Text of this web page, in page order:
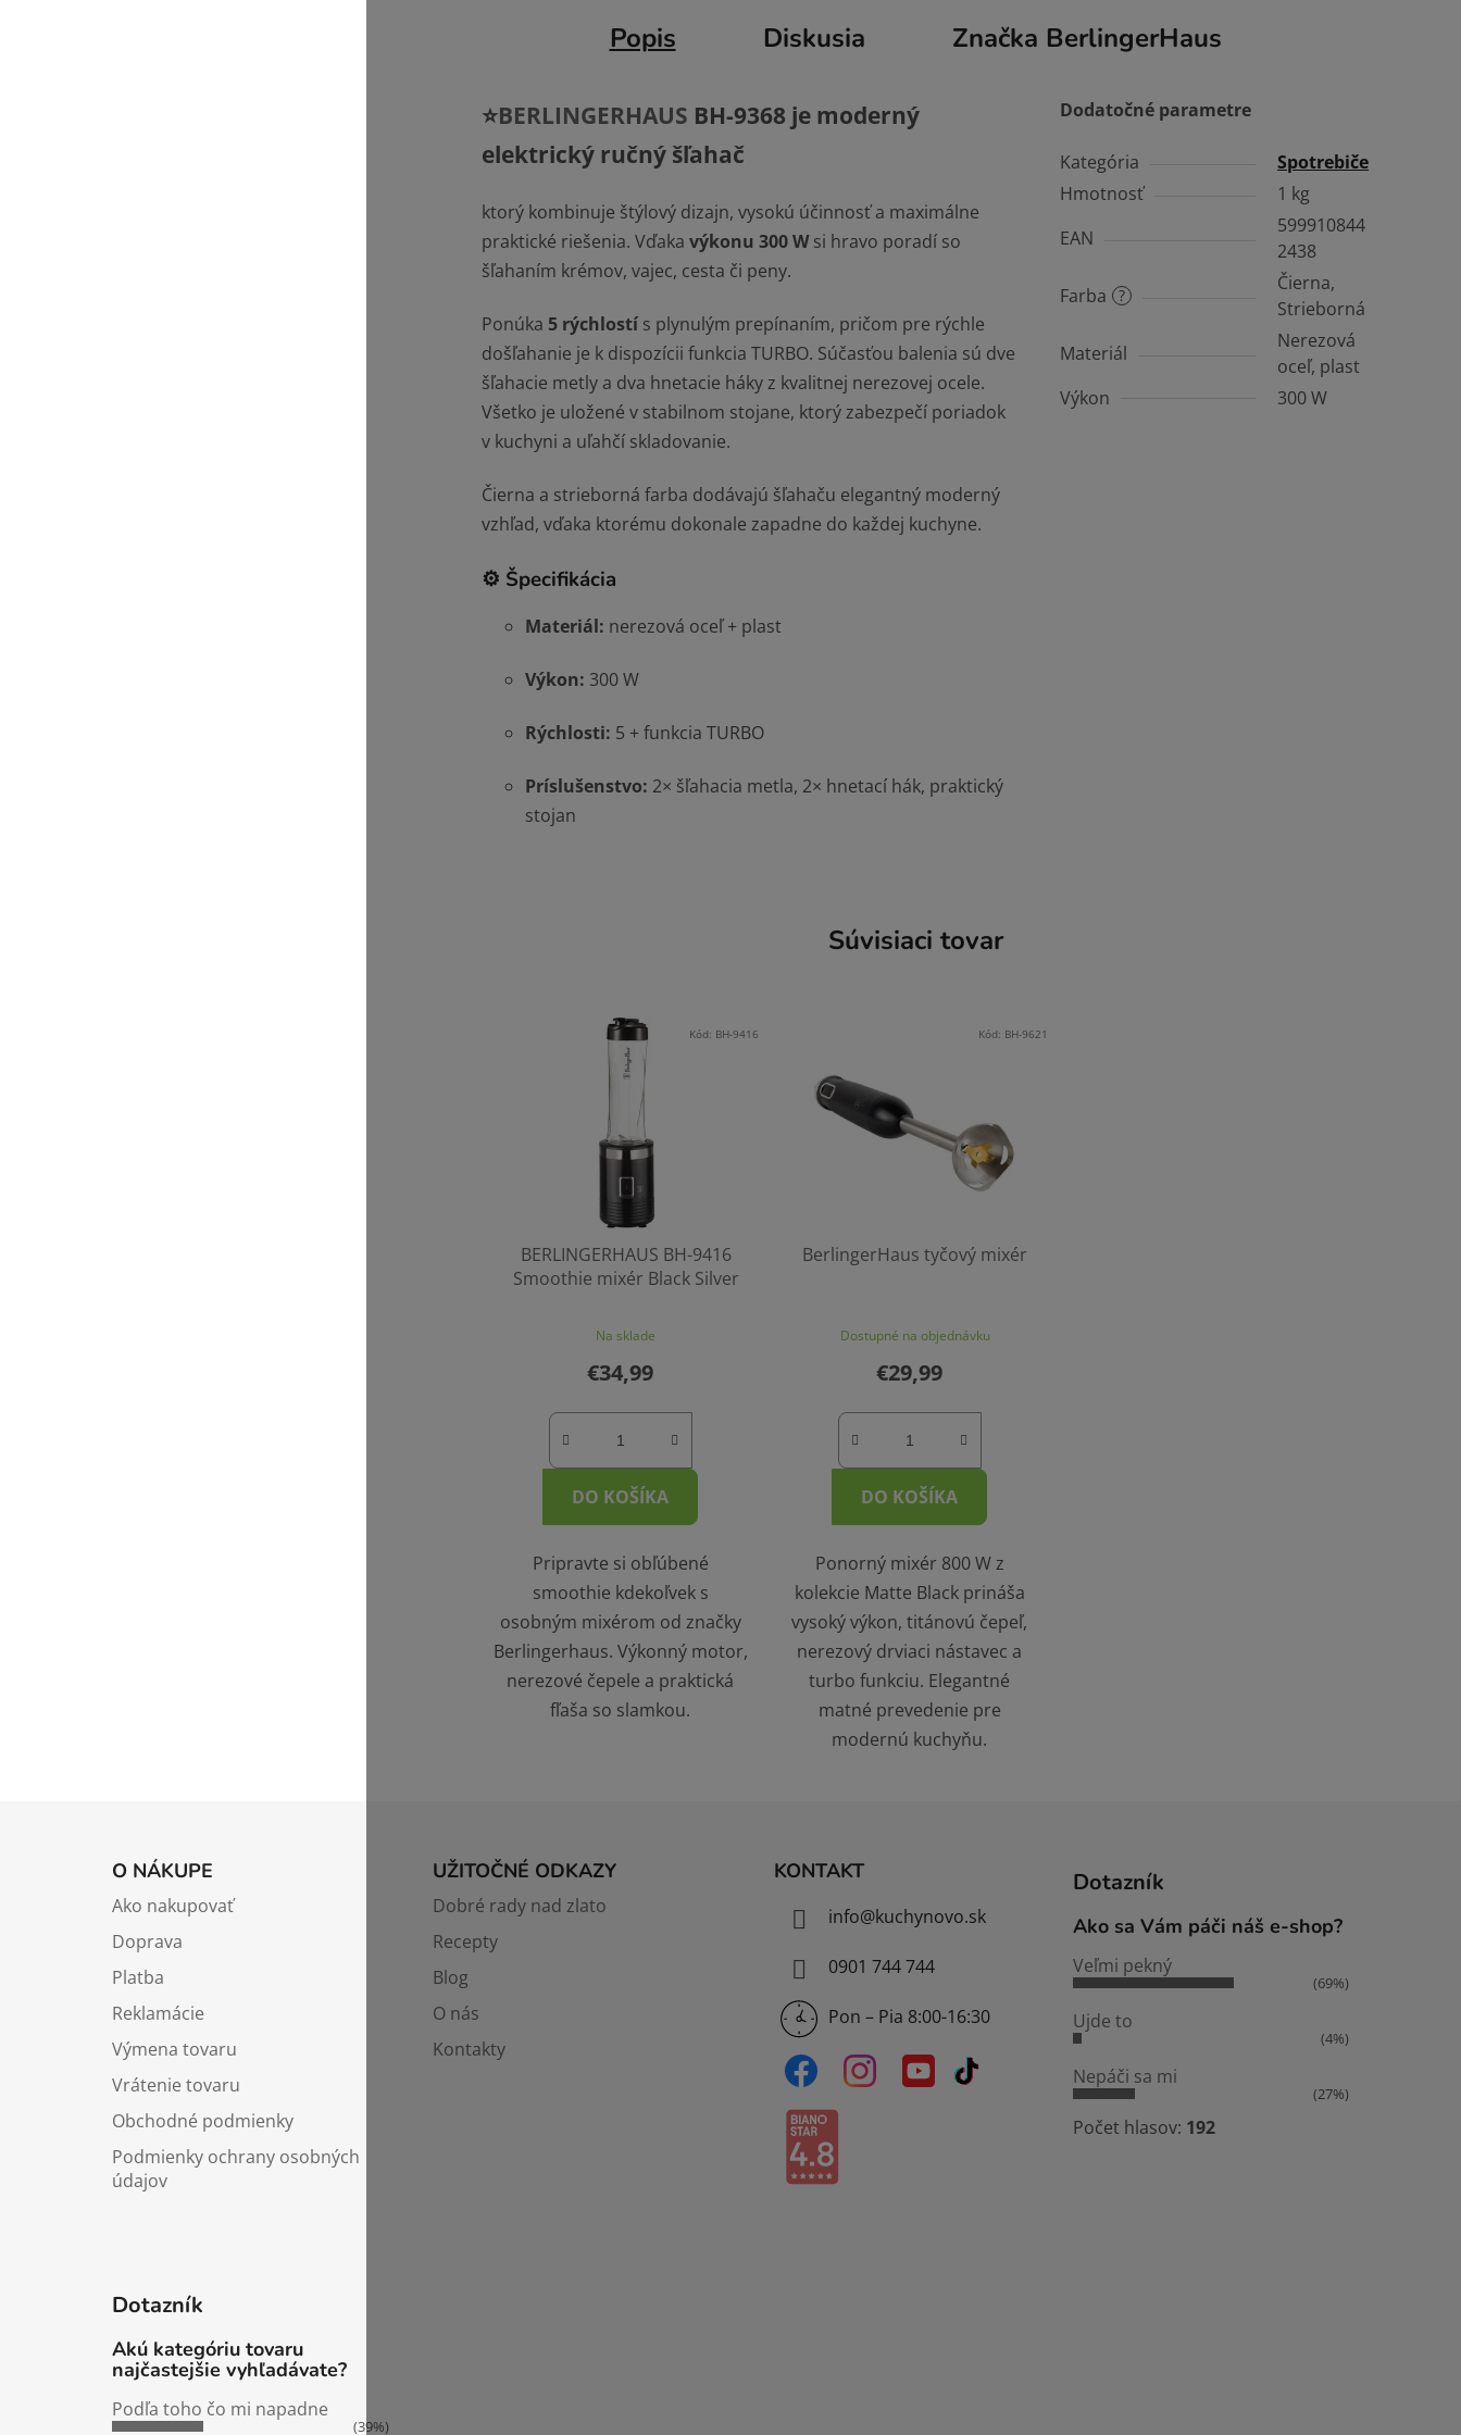
Popis Diskusia Značka BerlingerHaus
⭐BERLINGERHAUS BH-9368 je moderný
elektrický ručný šľahač
ktorý kombinuje štýlový dizajn, vysokú účinnosť a maximálne
praktické riešenia. Vďaka výkonu 300 Wsi hravo poradí so
šľahaním krémov, vajec, cesta či peny.
Ponúka 5 rýchlostí s plynulým prepínaním, pričom pre rýchle
došľahanie je k dispozícii funkcia TURBO. Súčasťou balenia sú dve
šľahacie metly a dva hnetacie háky z kvalitnej nerezovej ocele.
Všetko je uložené v stabilnom stojane, ktorý zabezpečí poriadok
v kuchyni a uľahčí skladovanie.
Čierna a strieborná farba dodávajú šľahaču elegantný moderný
vzhľad, vďaka ktorému dokonale zapadne do každej kuchyne.
⚙️ Špecifikácia
Materiál: nerezová oceľ + plast
Výkon: 300 W
Rýchlosti: 5 + funkcia TURBO
Príslušenstvo: 2× šľahacia metla, 2× hnetací hák, praktický
stojan
Dodatočné parametre
Kategória
Spotrebiče
Hmotnosť
1 kg
EAN
599910844
2438
?
Farba
Čierna,
Strieborná
Materiál
Nerezová
oceľ, plast
Výkon
300 W
Súvisiaci tovar
BERLINGERHAUS BH-9416
Smoothie mixér Black Silver
Na sklade
€34,99
DO KOŠÍKA
Pripravte si obľúbené
smoothie kdekoľvek s
osobným mixérom od značky
Berlingerhaus. Výkonný motor,
nerezové čepele a praktická
fľaša so slamkou.
Kód: BH-9416
BerlingerHaus tyčový mixér
Dostupné na objednávku
€29,99
DO KOŠÍKA
Ponorný mixér 800 W z
kolekcie Matte Black prináša
vysoký výkon, titánovú čepeľ,
nerezový drviaci nástavec a
turbo funkciu. Elegantné
matné prevedenie pre
modernú kuchyňu.
Kód: BH-9621
O NÁKUPE
Ako nakupovať
Doprava
Platba
Reklamácie
Výmena tovaru
Vrátenie tovaru
Obchodné podmienky
Podmienky ochrany osobných
údajov
UŽITOČNÉ ODKAZY
Dobré rady nad zlato
Recepty
Blog
O nás
Kontakty
KONTAKT
info@kuchynovo.sk
0901 744 744
Pon – Pia 8:00-16:30
Dotazník
Ako sa Vám páči náš e-shop?
Veľmi pekný
(69%)
Ujde to
(4%)
Nepáči sa mi
(27%)
Počet hlasov: 192
Dotazník
Akú kategóriu tovaru
najčastejšie vyhľadávate?
Podľa toho čo mi napadne
(39%)